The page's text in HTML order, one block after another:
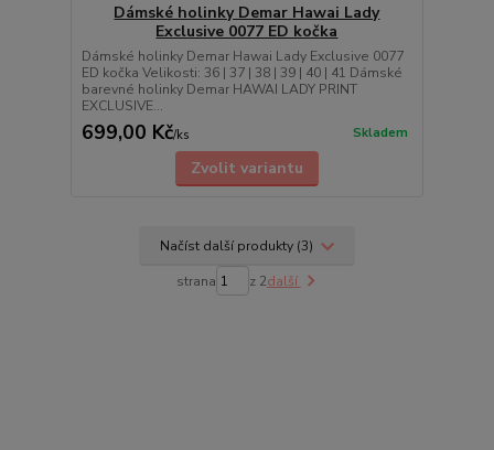
Dámské holinky Demar Hawai Lady
Exclusive 0077 ED kočka
Dámské holinky Demar Hawai Lady Exclusive 0077
ED kočka Velikosti: 36 | 37 | 38 | 39 | 40 | 41 Dámské
barevné holinky Demar HAWAI LADY PRINT
EXCLUSIVE...
699,00 Kč/ks Skladem
Zvolit variantu
Načíst další produkty (3)
strana z 2další